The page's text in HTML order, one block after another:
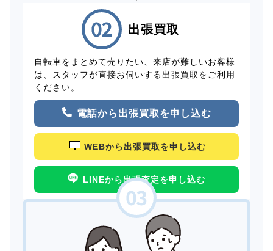
出張買取
自転車をまとめて売りたい、来店が難しいお客様
は、スタッフが直接お伺いする出張買取をご利用
ください。
電話から出張買取を申し込む
WEBから出張買取を申し込む
LINEから出張査定を申し込む